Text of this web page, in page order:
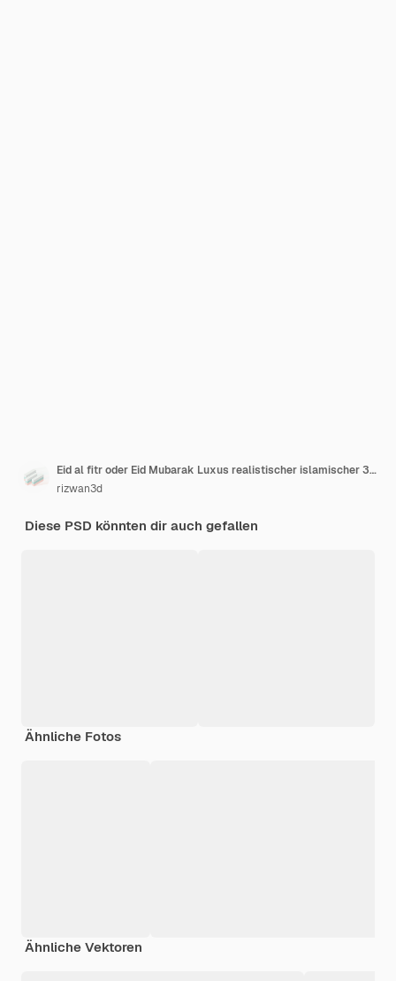
Eid al fitr oder Eid Mubarak Luxus realistischer islamischer 3D-Weißgold-Hintergrund 3D-Rendering
rizwan3d
Diese PSD könnten dir auch gefallen
Ähnliche Fotos
Ähnliche Vektoren